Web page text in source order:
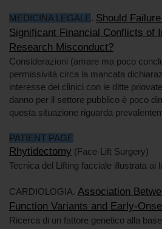
MEDICINA LEGALE. Should
Significant Financial Conflicts of
Research Misconduct?
Considerazioni (amare ma poco
permissività circa la mancata
interesse dei clinici con le ditte
danno per il settore pubblico è poco
questa situazione riguarda
PATIENT PAGE
Rhytidectomy (Face-Lift Surgery)
Tecnica del Lifting facciale illustrata ai
CARDIOLOGIA. Association
Function Variants and Early-
Ricerca di un fattore genetico alla